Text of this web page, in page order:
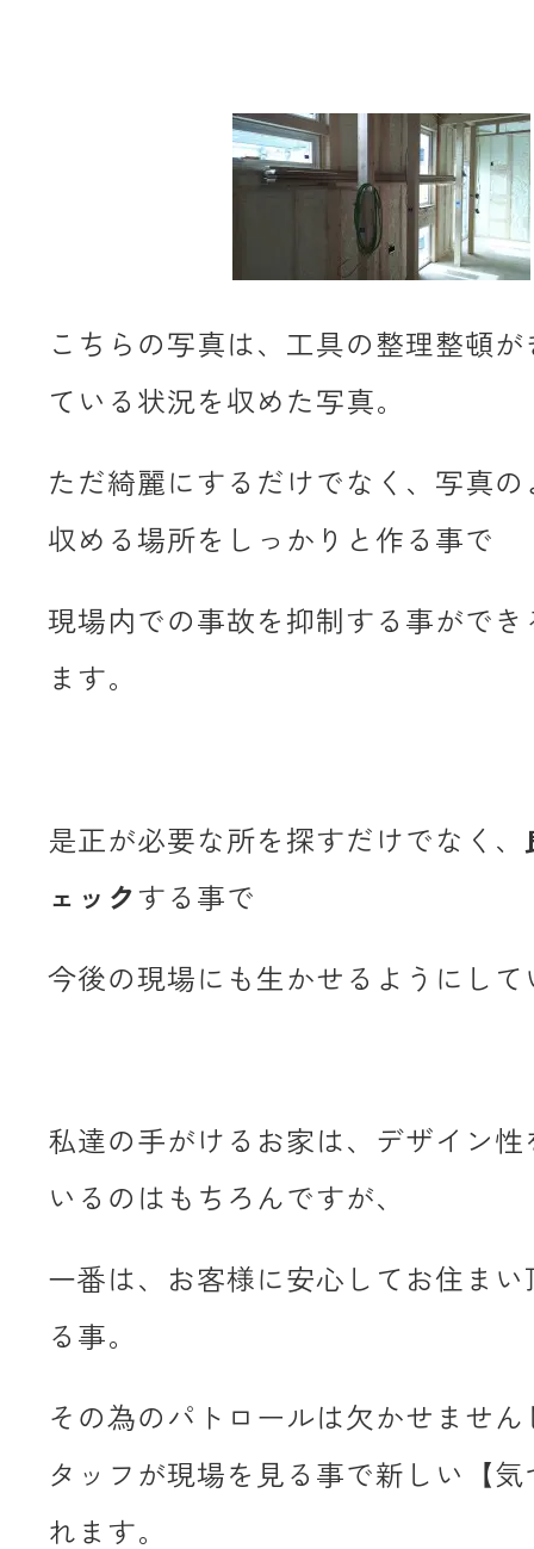
こちらの写真は、工具の整理整頓
ている状況を収めた写真。
ただ綺麗にするだけでなく、写真
収める場所をしっかりと作る事で
現場内での事故を抑制する事がで
ます。
是正が必要な所を探すだけでなく、
ェックする事で
今後の現場にも生かせるようにして
私達の手がけるお家は、デザイン
いるのはもちろんですが、
一番は、お客様に安心してお住ま
る事。
その為のパトロールは欠かせませ
タッフが現場を見る事で新しい【
れます。